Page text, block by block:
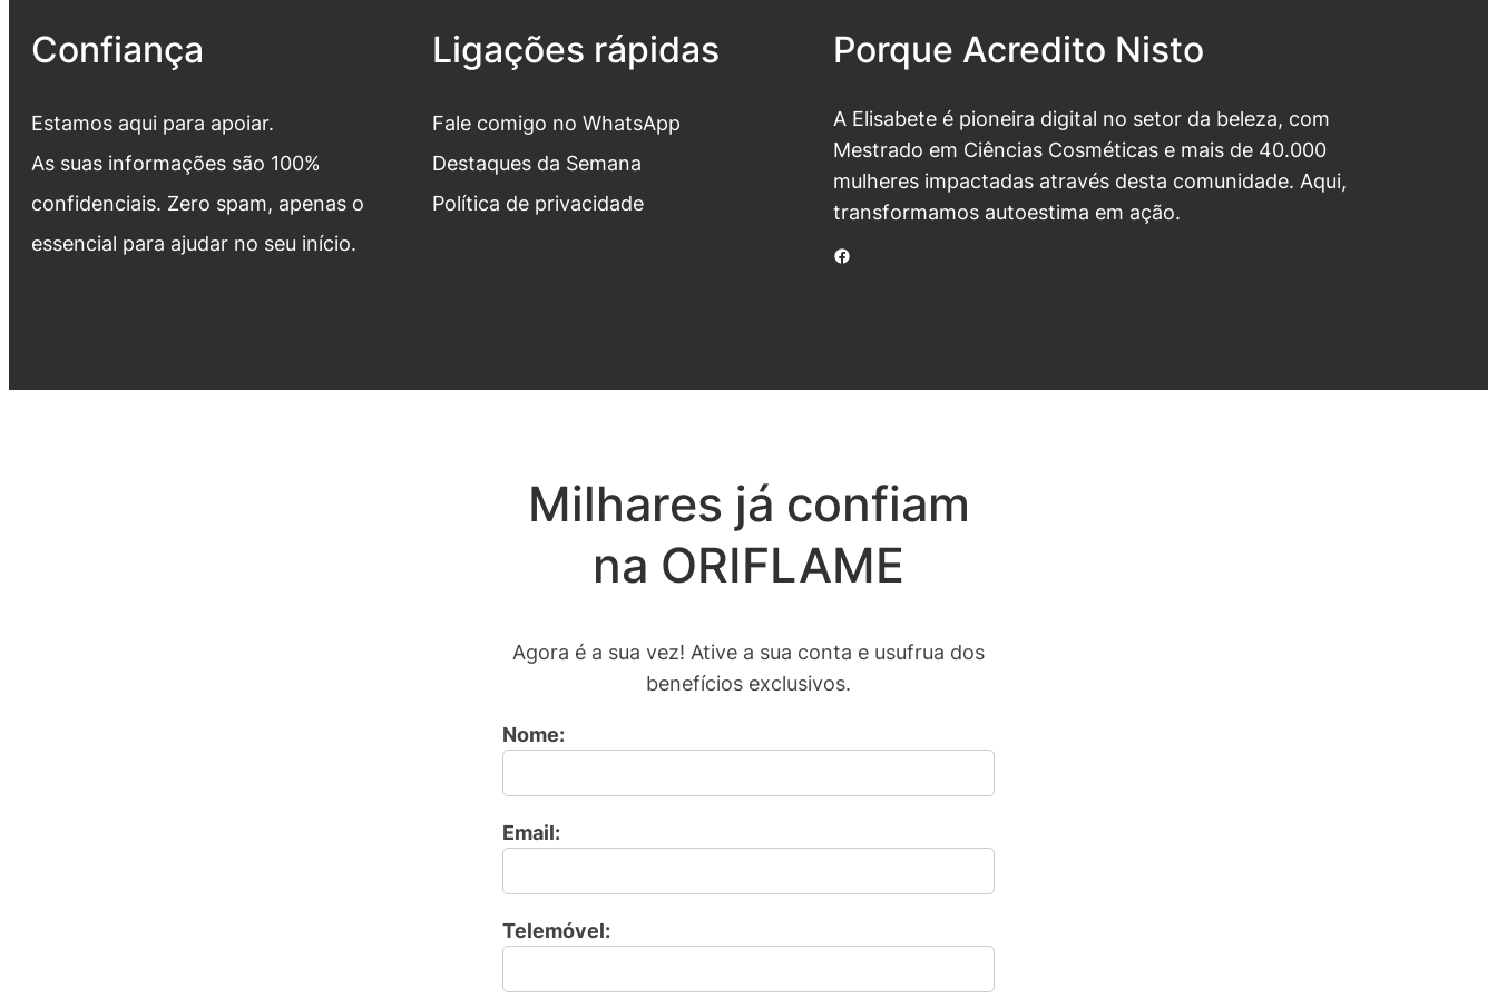
Confiança
Estamos aqui para apoiar.
As suas informações são 100%
confidenciais. Zero spam, apenas o
essencial para ajudar no seu início.
Ligações rápidas
Fale comigo no WhatsApp
Destaques da Semana
Política de privacidade
Porque Acredito Nisto
A Elisabete é pioneira digital no setor da beleza, com
Mestrado em Ciências Cosméticas e mais de 40.000
mulheres impactadas através desta comunidade. Aqui,
transformamos autoestima em ação.
Facebook
Milhares já confiam
na ORIFLAME
Agora é a sua vez! Ative a sua conta e usufrua dos
benefícios exclusivos.
Nome:
Email:
Telemóvel: